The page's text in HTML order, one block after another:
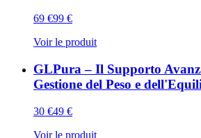
69 €99 €
Voir le produit
GLPura – Il Supporto
Gestione del Peso e
30 €49 €
Voir le produit